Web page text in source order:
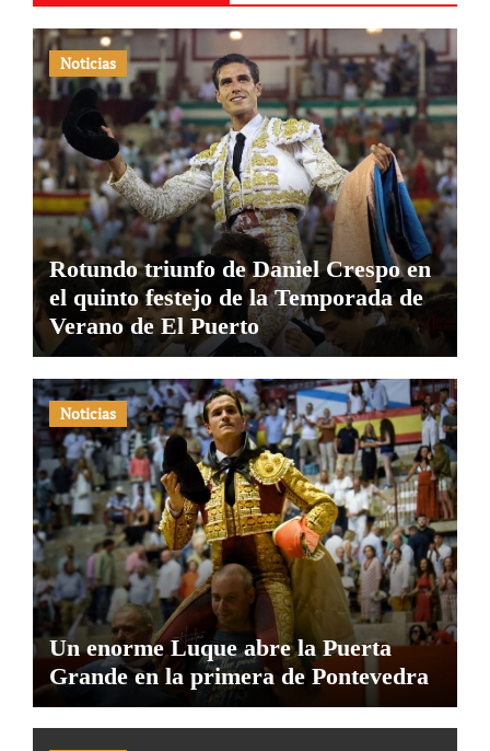
Noticias
Rotundo triunfo de Daniel Crespo en
el quinto festejo de la Temporada de
Verano de El Puerto
Noticias
Un enorme Luque abre la Puerta
Grande en la primera de Pontevedra